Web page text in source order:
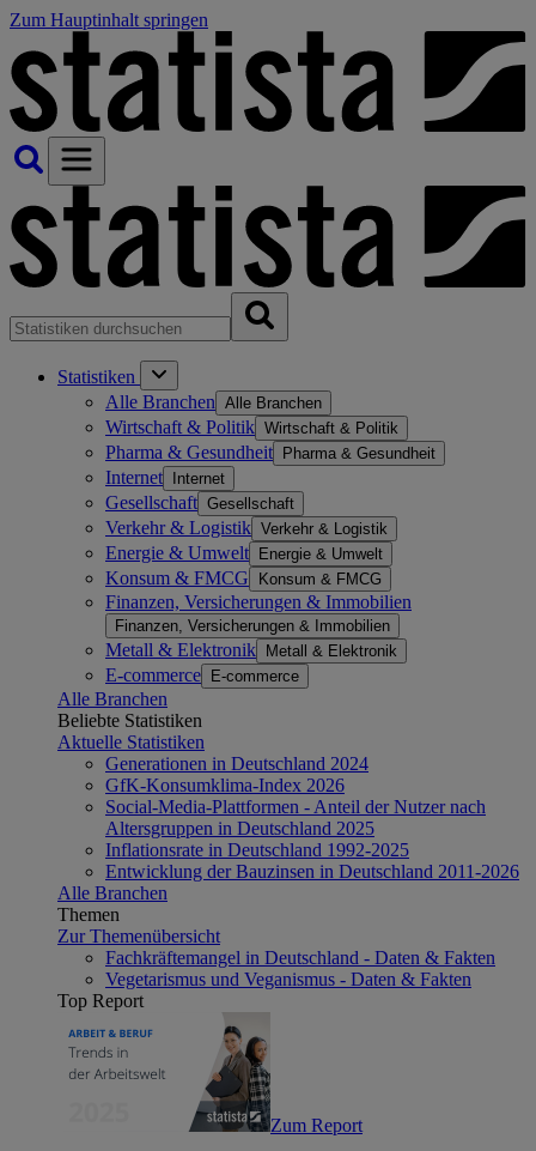
Zum Hauptinhalt springen
Statistiken
Alle Branchen Alle Branchen
Wirtschaft & Politik Wirtschaft & Politik
Pharma & Gesundheit Pharma & Gesundheit
Internet Internet
Gesellschaft Gesellschaft
Verkehr & Logistik Verkehr & Logistik
Energie & Umwelt Energie & Umwelt
Konsum & FMCG Konsum & FMCG
Finanzen, Versicherungen & Immobilien
Finanzen, Versicherungen & Immobilien
Metall & Elektronik Metall & Elektronik
E-commerce E-commerce
Alle Branchen
Beliebte Statistiken
Aktuelle Statistiken
Generationen in Deutschland 2024
GfK-Konsumklima-Index 2026
Social-Media-Plattformen - Anteil der Nutzer nach
Altersgruppen in Deutschland 2025
Inflationsrate in Deutschland 1992-2025
Entwicklung der Bauzinsen in Deutschland 2011-2026
Alle Branchen
Themen
Zur Themenübersicht
Fachkräftemangel in Deutschland - Daten & Fakten
Vegetarismus und Veganismus - Daten & Fakten
Top Report
Zum Report